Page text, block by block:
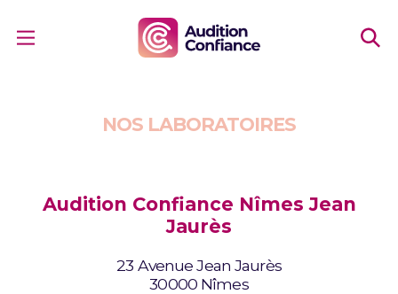
NOS LABORATOIRES
Audition Confiance Nîmes Jean
Jaurès
23 Avenue Jean Jaurès
30000 Nîmes